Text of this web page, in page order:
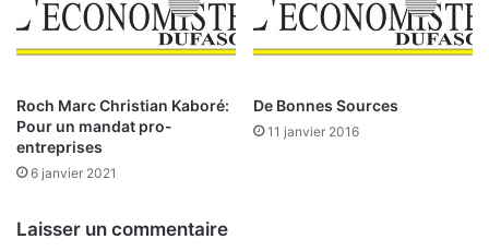
u
r
g
e
n
t
i
a
r
s
F
C
F
e
n
Roch Marc Christian Kaboré:
Pour un mandat pro-
entreprises
6 janvier 2021
De Bonnes Sources
11 janvier 2016
Laisser un commentaire